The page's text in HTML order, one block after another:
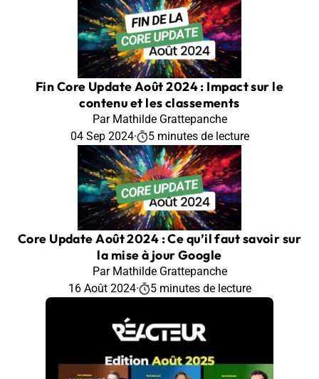
Fin Core Update Août 2024 : Impact sur le
contenu et les classements
Par Mathilde Grattepanche
04 Sep 2024· 5 minutes de lecture
Core Update Août 2024 : Ce qu’il faut savoir sur
la mise à jour Google
Par Mathilde Grattepanche
16 Août 2024· 5 minutes de lecture